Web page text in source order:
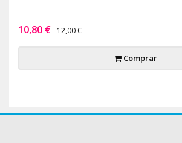
10,80 € 12,00 €
Comprar